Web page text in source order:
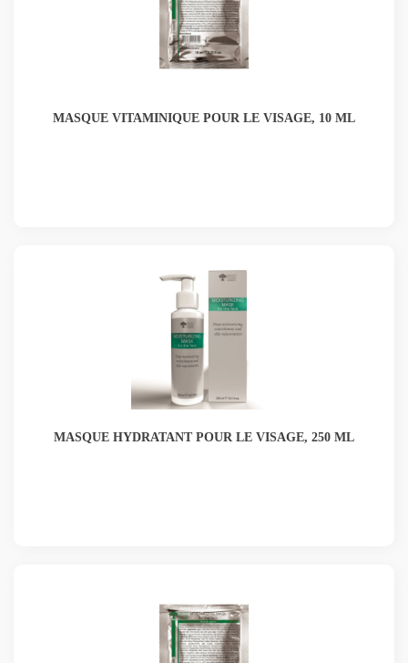
MASQUE VITAMINIQUE POUR LE VISAGE, 10 ML
MASQUE HYDRATANT POUR LE VISAGE, 250 ML